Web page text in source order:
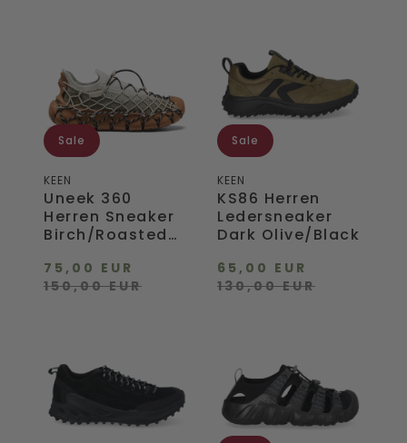
Sneaker
Birch/Roasted
Pecan
Sale
KEEN
Uneek 360
Herren Sneaker
Birch/Roasted
75,00 EUR
150,00 EUR
Ledersneaker
Dark
Olive/Black
Sale
KEEN
KS86 Herren
Ledersneaker
Dark Olive/Black
65,00 EUR
130,00 EUR
Wildleder
Herren
Sneaker
Black/Alloy
Herren
Sandalen
Black/Steel
Grey